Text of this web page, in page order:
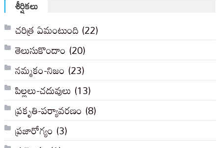
శీర్షికలు
చరిత్ర ఏమంటుంది (22)
తెలుసుకొందాం (20)
నమ్మకం-నిజం (23)
పిల్లలు-చదువులు (13)
ప్రకృతి-పర్యావరణం (8)
ప్రజారోగ్యం (3)